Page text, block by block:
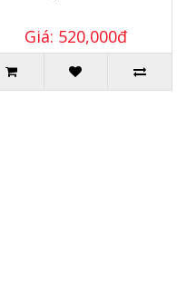
Giá: 520,000đ